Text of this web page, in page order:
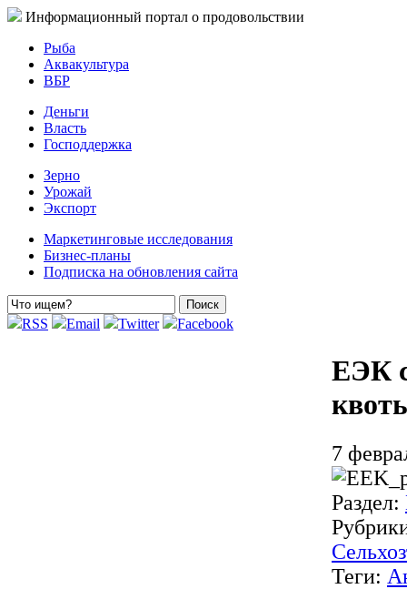
Информационный портал о продовольствии
Рыба
Аквакультура
ВБР
Деньги
Власть
Господдержка
Зерно
Урожай
Экспорт
Маркетинговые исследования
Бизнес-планы
Подписка на обновления сайта
RSS Email Twitter Facebook
ЕЭК
7
Раздел:
Теги: